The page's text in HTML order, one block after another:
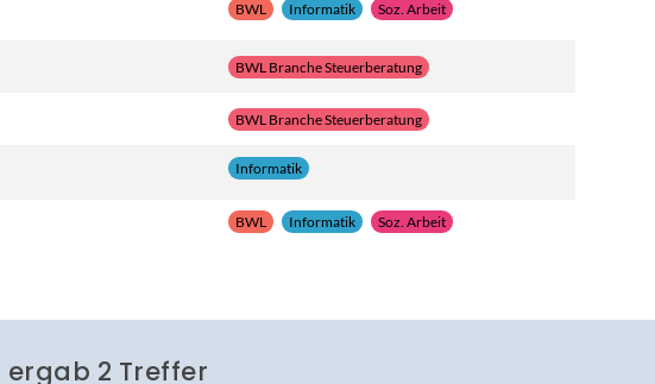
BWL Informatik Soz. Arbeit
BWL Branche Steuerberatung
BWL Branche Steuerberatung
Informatik
BWL Informatik Soz. Arbeit